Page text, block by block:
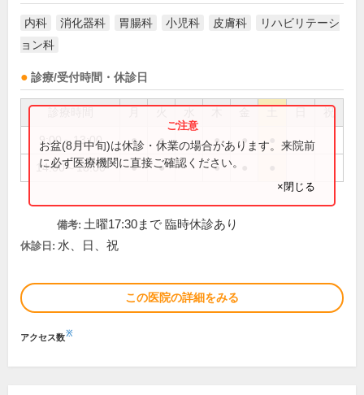
内科 消化器科 胃腸科 小児科 皮膚科
リハビリテーシ
ョン科
診療/受付時間・休診日
祝
9:00～13:00 ● ● ● ●
14:00～18:00 ● ● ●
お盆(8月中旬)は休診・休業の場合があります。来院前
に必ず医療機関に直接ご確認ください。
×閉じる
備考: 土曜17:30まで 臨時休診あり
休診日: 水、日、祝
この医院の詳細をみる
アクセス数※